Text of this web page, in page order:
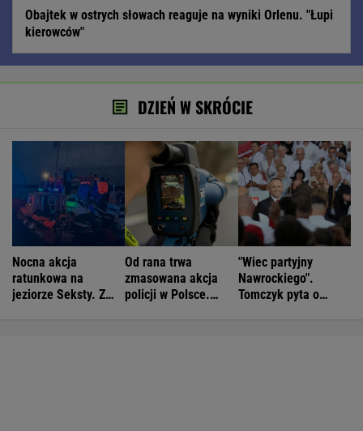
Obajtek w ostrych słowach reaguje na wyniki Orlenu. "Łupi
kierowców"
DZIEŃ W SKRÓCIE
Nocna akcja
ratunkowa na
jeziorze Seksty. Z
Od rana trwa
zmasowana akcja
policji w Polsce.
"Wiec partyjny
Nawrockiego".
Tomczyk pyta o